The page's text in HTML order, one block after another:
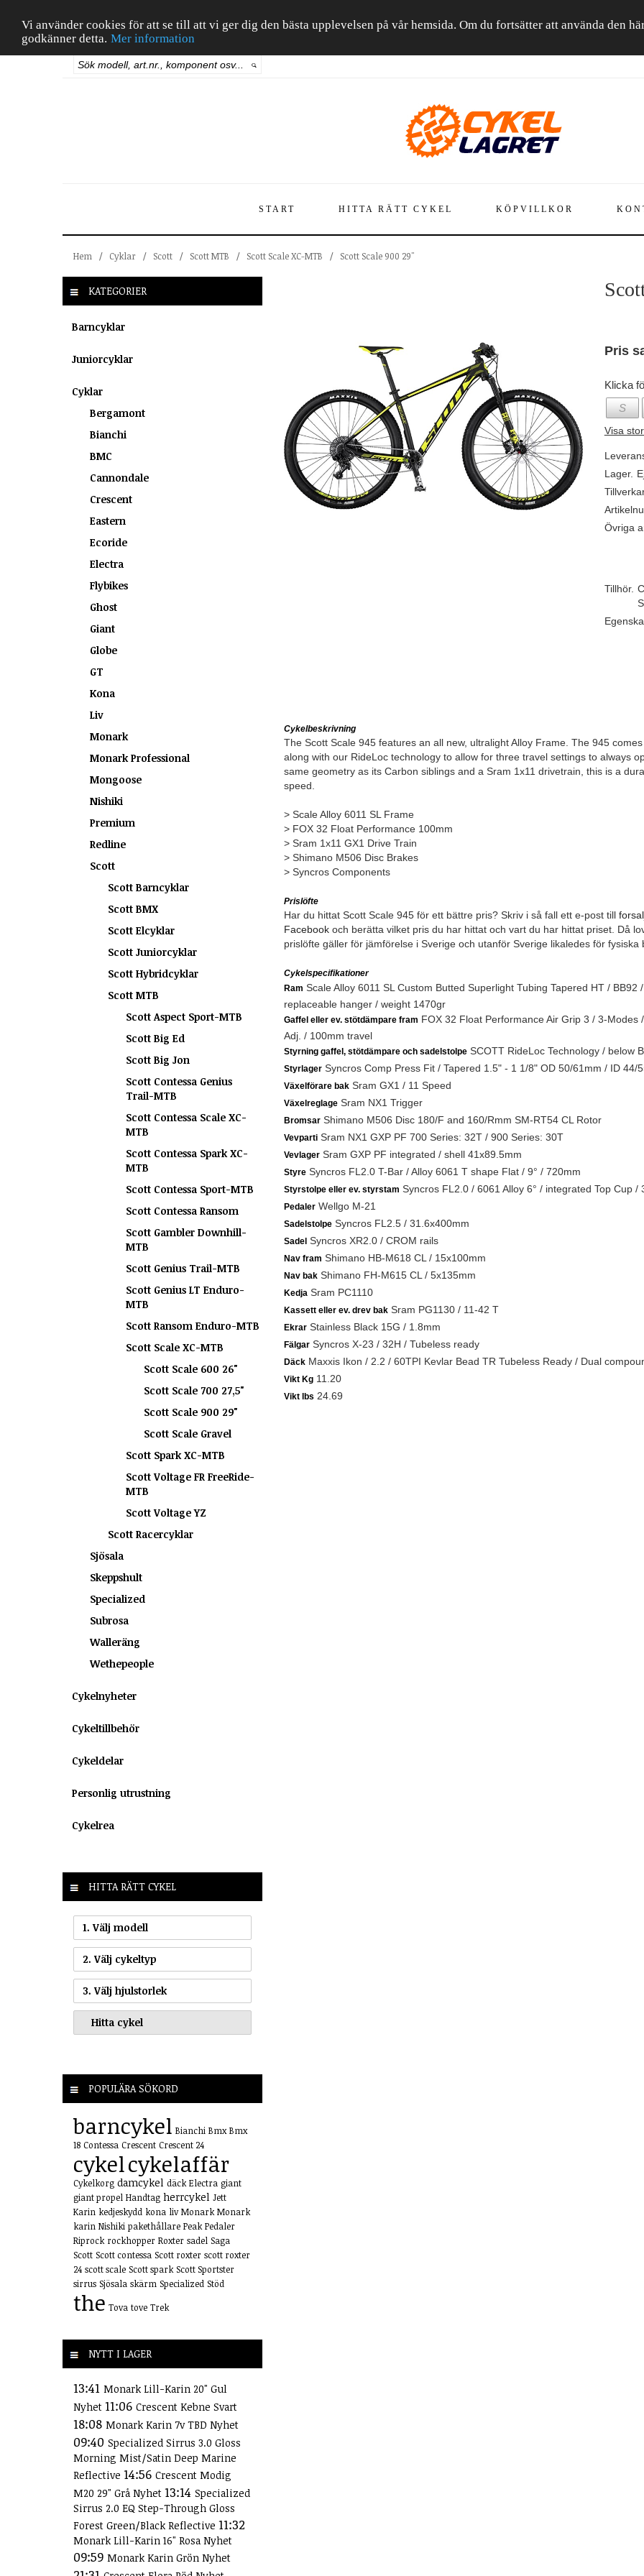
Vi använder cookies för att se till att vi ger dig den bästa upplevelsen på vår hemsida. Om du fortsätter att använda den
godkänner detta. Mer information
START HITTA RÄTT CYKEL KÖPVILLKOR
Hem / Cyklar / Scott / Scott MTB / Scott Scale XC-MTB / Scott Scale 900 29"
KATEGORIER
Barncyklar
Juniorcyklar
Cyklar
Bergamont
Bianchi
BMC
Cannondale
Crescent
Eastern
Ecoride
Electra
Flybikes
Ghost
Giant
Globe
GT
Kona
Liv
Monark
Monark Professional
Mongoose
Nishiki
Premium
Redline
Scott
Scott Barncyklar
Scott BMX
Scott Elcyklar
Scott Juniorcyklar
Scott Hybridcyklar
Scott MTB
Scott Aspect Sport-MTB
Scott Big Ed
Scott Big Jon
Scott Contessa Genius
Trail-MTB
Scott Contessa Scale XC-
MTB
Scott Contessa Spark XC-
MTB
Scott Contessa Sport-MTB
Scott Contessa Ransom
Scott Gambler Downhill-
MTB
Scott Genius Trail-MTB
Scott Genius LT Enduro-
MTB
Scott Ransom Enduro-MTB
Scott Scale XC-MTB
Scott Scale 600 26"
Scott Scale 700 27,5"
Scott Scale 900 29"
Scott Scale Gravel
Scott Spark XC-MTB
Scott Voltage FR FreeRide-
MTB
Scott Voltage YZ
Scott Racercyklar
Sjösala
Skeppshult
Specialized
Subrosa
Walleräng
Wethepeople
Cykelnyheter
Cykeltillbehör
Cykeldelar
Personlig utrustning
Cykelrea
HITTA RÄTT CYKEL
1. Välj modell
2. Välj cykeltyp
3. Välj hjulstorlek
POPULÄRA SÖKORD
barncykel Bianchi Bmx Bmx
18 Contessa Crescent Crescent 24
cykelcykelaffär
Cykelkorg damcykel däck Electra giant
giant propel Handtag herrcykel Jett
Karin kedjeskydd kona liv Monark Monark
karin Nishiki pakethållare Peak Pedaler
Riprock rockhopper Roxter sadel Saga
Scott Scott contessa Scott roxter scott roxter
24 scott scale Scott spark Scott Sportster
sirrus Sjösala skärm Specialized Stöd
the Tova tove Trek
NYTT I LAGER
13:41 Monark Lill-Karin 20" Gul
Nyhet 11:06 Crescent Kebne Svart
18:08 Monark Karin 7v TBD Nyhet
09:40 Specialized Sirrus 3.0 Gloss
Morning Mist/Satin Deep Marine
Reflective 14:56 Crescent Modig
M20 29" Grå Nyhet 13:14 Specialized
Sirrus 2.0 EQ Step-Through Gloss
Forest Green/Black Reflective 11:32
Monark Lill-Karin 16" Rosa Nyhet
09:59 Monark Karin Grön Nyhet
Pris
Klicka
S
Visa
Lager.
Övriga
Tillhör.
Cykelbeskrivning
The Scott Scale 945 features an all new, ultralight Alloy Frame. The 945
along with our RideLoc technology to allow for three travel settings to always
same geometry as its Carbon siblings and a Sram 1x11 drivetrain, this is a
speed.
> Scale Alloy 6011 SL Frame
> FOX 32 Float Performance 100mm
> Sram 1x11 GX1 Drive Train
> Shimano M506 Disc Brakes
> Syncros Components
Prislöfte
Har du hittat Scott Scale 945 för ett bättre pris? Skriv i så fall ett e-post till
Facebookoch berätta vilket pris du har hittat och vart du har hittat priset. Då
prislöfte gäller för jämförelse i Sverige och utanför Sverige likaledes för fysiska
Cykelspecifikationer
Ram Scale Alloy 6011 SL Custom Butted Superlight Tubing Tapered HT /
replaceable hanger / weight 1470gr
Gaffel eller ev. stötdämpare fram FOX 32 Float Performance Air Grip 3 / 3-
Adj. / 100mm travel
Styrning gaffel, stötdämpare och sadelstolpeSCOTT RideLoc Technology / below
StyrlagerSyncros Comp Press Fit / Tapered 1.5" - 1 1/8" OD 50/61mm / ID 44/
Växelförare bakSram GX1 / 11 Speed
VäxelreglageSram NX1 Trigger
BromsarShimano M506 Disc 180/F and 160/Rmm SM-RT54 CL Rotor
VevpartiSram NX1 GXP PF 700 Series: 32T / 900 Series: 30T
VevlagerSram GXP PF integrated / shell 41x89.5mm
StyreSyncros FL2.0 T-Bar / Alloy 6061 T shape Flat / 9° / 720mm
Styrstolpe eller ev. styrstam Syncros FL2.0 / 6061 Alloy 6° / integrated Top Cup /
PedalerWellgo M-21
SadelstolpeSyncros FL2.5 / 31.6x400mm
SadelSyncros XR2.0 / CROM rails
Nav fram Shimano HB-M618 CL / 15x100mm
Nav bakShimano FH-M615 CL / 5x135mm
Kedja Sram PC1110
Kassett eller ev. drev bakSram PG1130 / 11-42 T
EkrarStainless Black 15G / 1.8mm
FälgarSyncros X-23 / 32H / Tubeless ready
DäckMaxxis Ikon / 2.2 / 60TPI Kevlar Bead TR Tubeless Ready / Dual
Vikt Kg11.20
Vikt lbs 24.69